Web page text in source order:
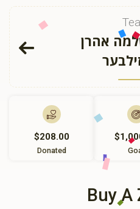
אהרן
$208.00
Donated
Buy A